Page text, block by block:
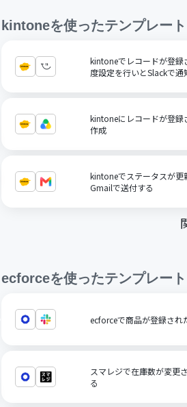
kintoneを使ったテンプレート
kintoneでレコードが登録
度設定を行いとSlackで通
kintoneにレコードが登録
作成
kintoneでステータスが更
Gmailで送付する
ecforceを使ったテンプレート
ecforceで商品が登録され
スマレジで在庫数が変更
る